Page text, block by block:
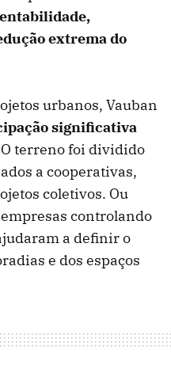
extrema do
urbanos, Vauban
significativa
terreno foi dividido
a cooperativas,
coletivos. Ou
controlando
a definir o
e dos espaços